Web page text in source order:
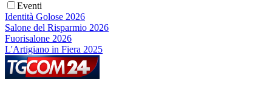
Eventi
Identità Golose 2026
Salone del Risparmio 2026
Fuorisalone 2026
L'Artigiano in Fiera 2025